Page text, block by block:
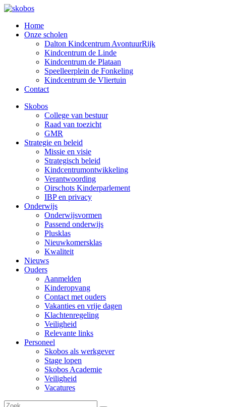
Home
Onze scholen
Dalton Kindcentrum AvontuurRijk
Kindcentrum de Linde
Kindcentrum de Plataan
Speelleerplein de Fonkeling
Kindcentrum de Vliertuin
Contact
Skobos
College van bestuur
Raad van toezicht
GMR
Strategie en beleid
Missie en visie
Strategisch beleid
Kindcentrumontwikkeling
Verantwoording
Oirschots Kinderparlement
IBP en privacy
Onderwijs
Onderwijsvormen
Passend onderwijs
Plusklas
Nieuwkomersklas
Kwaliteit
Nieuws
Ouders
Aanmelden
Kinderopvang
Contact met ouders
Vakanties en vrije dagen
Klachtenregeling
Veiligheid
Relevante links
Personeel
Skobos als werkgever
Stage lopen
Skobos Academie
Veiligheid
Vacatures